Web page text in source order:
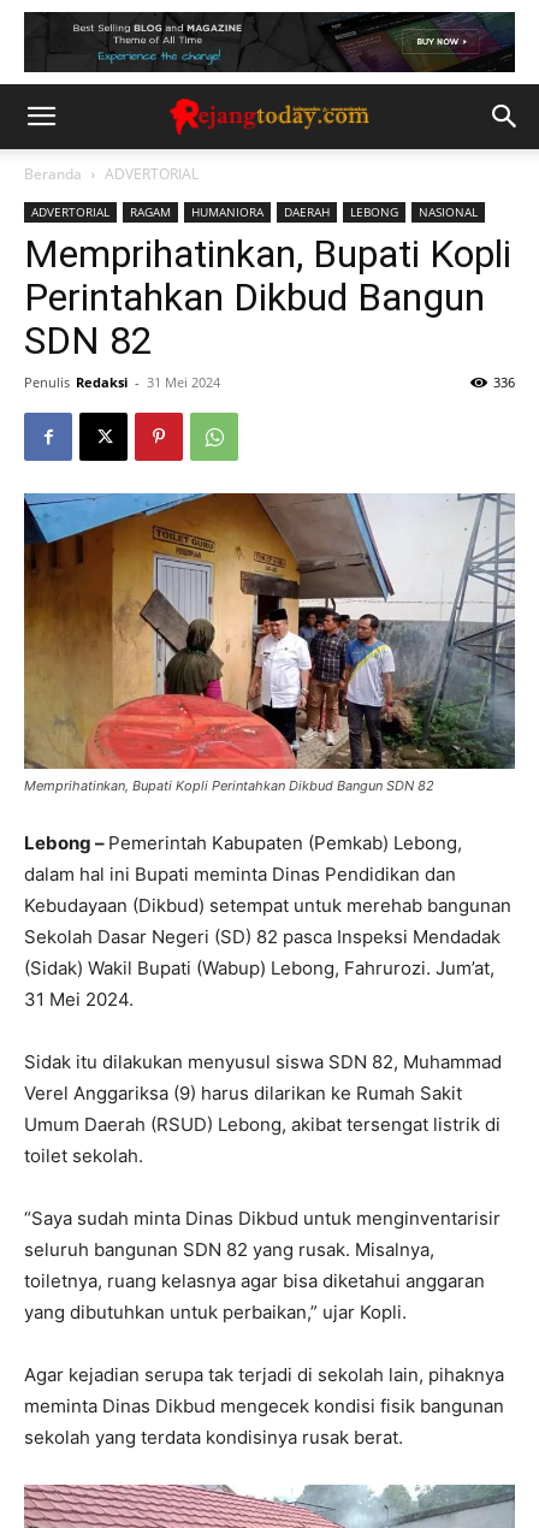
Beranda ADVERTORIAL
ADVERTORIAL RAGAM HUMANIORA DAERAH LEBONG NASIONAL
Memprihatinkan, Bupati Kopli
Perintahkan Dikbud Bangun
SDN 82
Penulis Redaksi - 31 Mei 2024 336
Memprihatinkan, Bupati Kopli Perintahkan Dikbud Bangun SDN 82
Lebong – Pemerintah Kabupaten (Pemkab) Lebong,
dalam hal ini Bupati meminta Dinas Pendidikan dan
Kebudayaan (Dikbud) setempat untuk merehab bangunan
Sekolah Dasar Negeri (SD) 82 pasca Inspeksi Mendadak
(Sidak) Wakil Bupati (Wabup) Lebong, Fahrurozi. Jum’at,
31 Mei 2024.
Sidak itu dilakukan menyusul siswa SDN 82, Muhammad
Verel Anggariksa (9) harus dilarikan ke Rumah Sakit
Umum Daerah (RSUD) Lebong, akibat tersengat listrik di
toilet sekolah.
“Saya sudah minta Dinas Dikbud untuk menginventarisir
seluruh bangunan SDN 82 yang rusak. Misalnya,
toiletnya, ruang kelasnya agar bisa diketahui anggaran
yang dibutuhkan untuk perbaikan,” ujar Kopli.
Agar kejadian serupa tak terjadi di sekolah lain, pihaknya
meminta Dinas Dikbud mengecek kondisi fisik bangunan
sekolah yang terdata kondisinya rusak berat.